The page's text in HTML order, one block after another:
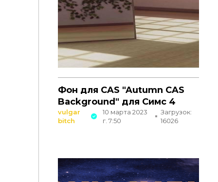
Фон для CAS "Autumn CAS
Background" для Симс 4
vulgar
bitch
10 марта 2023
г. 7:50
Загрузок:
16026